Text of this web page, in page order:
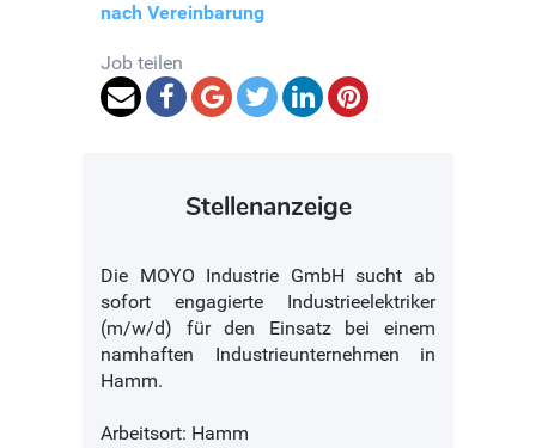
nach Vereinbarung
Job teilen
Stellenanzeige
Die MOYO Industrie GmbH sucht ab
sofort engagierte Industrieelektriker
(m/w/d) für den Einsatz bei einem
namhaften Industrieunternehmen in
Hamm.
Arbeitsort: Hamm